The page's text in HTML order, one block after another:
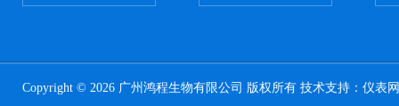
Copyright © 2026 广州鸿程生物有限公司 版权所有 技术支持： 仪表网